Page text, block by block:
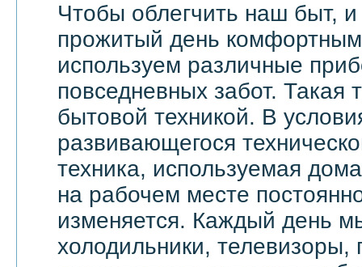
Чтобы облегчить наш быт,
прожитый день
используем различные
повседневных забот. Такая
бытовой техникой. В
развивающегося
техника, используемая
на рабочем месте
изменяется. Каждый день
холодильники,